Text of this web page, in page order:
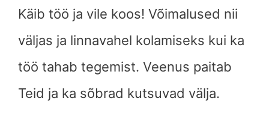
Käib töö ja vile koos! Võimalused nii
väljas ja linnavahel kolamiseks kui ka
töö tahab tegemist. Veenus paitab
Teid ja ka sõbrad kutsuvad välja.